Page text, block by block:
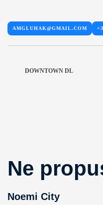
AMGLUHAK@GMAIL.COM
DOWNTOWN DL
Ne
Noemi City